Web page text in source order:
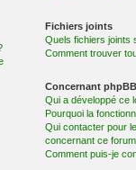
Fichiers joints
Quels fichiers joints
Comment trouver
Concernant phpBB
Qui a développé ce
Pourquoi la
Qui contacter pour
concernant ce
Comment puis-je